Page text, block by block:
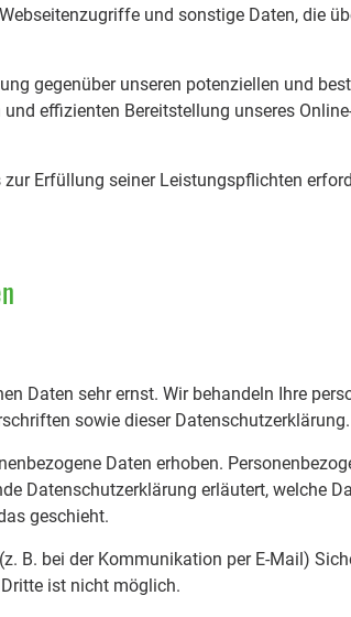
und sonstige Daten, die
gegenüber unseren potenziellen und
effizienten Bereitstellung unseres
Erfüllung seiner Leistungspflichten
Daten sehr ernst. Wir behandeln Ihre
sowie dieser Datenschutzerklärung.
Daten erhoben.
Datenschutzerklärung erläutert, welche
geschieht.
B. bei der Kommunikation per E-Mail)
ist nicht möglich.